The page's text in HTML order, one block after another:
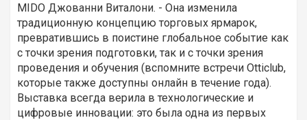
MIDO Джованни Виталони. - Она изменила
традиционную концепцию торговых ярмарок,
превратившись в поистине глобальное событие как
с точки зрения подготовки, так и с точки зрения
проведения и обучения (вспомните встречи Otticlub,
которые также доступны онлайн в течение года).
Выставка всегда верила в технологические и
цифровые инновации: это была одна из первых